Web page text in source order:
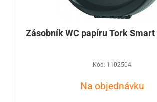
Zásobník WC papíru Tork Smart
Kód: 1102504
Na objednávku